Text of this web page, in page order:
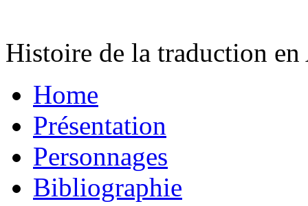
Histoire de la traduction
Home
Présentation
Personnages
Bibliographie